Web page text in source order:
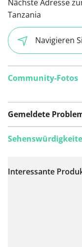
Nächste Adresse
Tanzania
Navigieren
Community-Fotos
Gemeldete
Auf Karte
Interessante